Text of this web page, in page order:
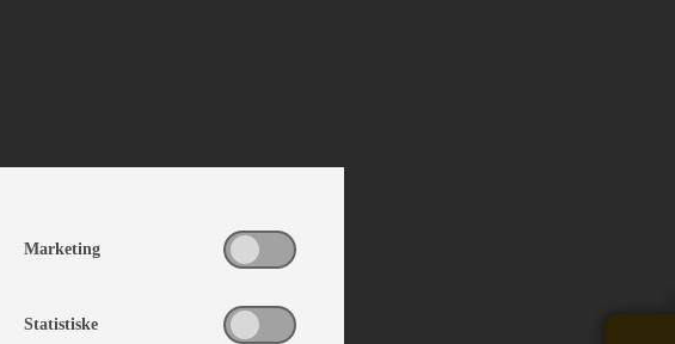
Marketing
Statistiske